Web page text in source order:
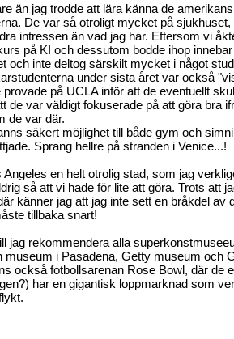
än jag trodde att lära känna de
De var så otroligt mycket på sjukhuset,
intressen än vad jag har. Eftersom vi
på KI och dessutom bodde ihop
och inte deltog särskilt mycket i något
under sista året var också
provade på UCLA inför att de eventuellt
de var väldigt fokuserade på att göra bra
de var där.
säkert möjlighet till både gym och
Sprang hellre på stranden i Venice...!
Angeles en helt otrolig stad, som jag
så att vi hade för lite att göra. Trots att
känner jag att jag inte sett en bråkdel av
tillbaka snart!
jag rekommendera alla
museum i Pasadena, Getty museum och
också fotbollsarenan Rose Bowl, där de
har en gigantisk loppmarknad som